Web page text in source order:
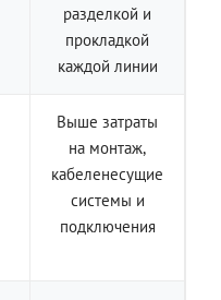
разделкой и
прокладкой
каждой линии
Выше затраты
на монтаж,
кабеленесущие
системы и
подключения